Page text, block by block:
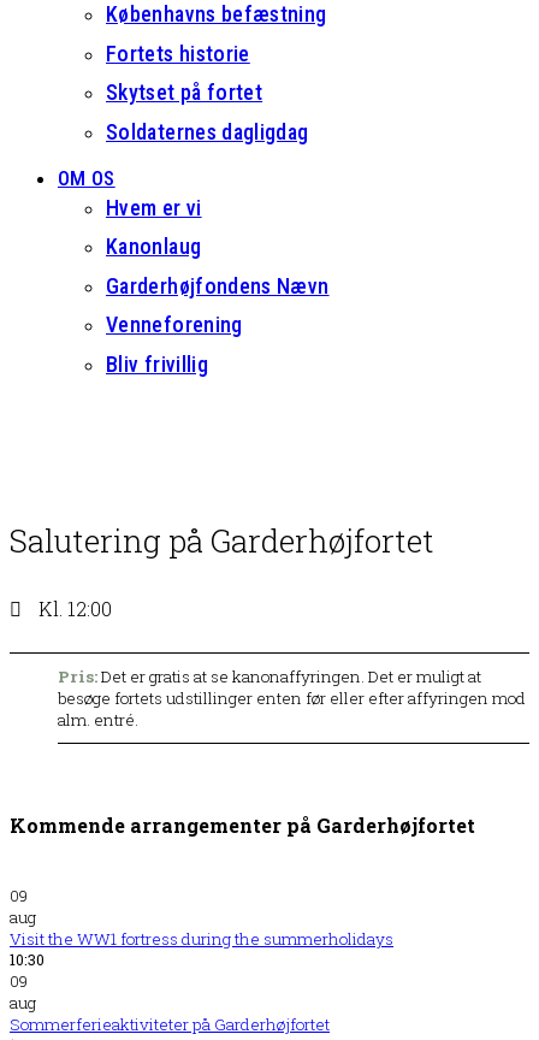
Københavns befæstning
Fortets historie
Skytset på fortet
Soldaternes dagligdag
OM OS
Hvem er vi
Kanonlaug
Garderhøjfondens Nævn
Venneforening
Bliv frivillig
Salutering på Garderhøjfortet
Kl. 12:00
Pris:Det er gratis at se kanonaffyringen. Det er muligt at
besøge fortets udstillinger enten før eller efter affyringen mod
alm. entré.
Kommende arrangementer på Garderhøjfortet
09
aug
Visit the WW1 fortress during the summerholidays
10:30
09
aug
Sommerferieaktiviteter på Garderhøjfortet